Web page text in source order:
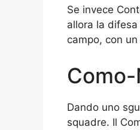
Se invece
allora la
campo, con
Dando uno
squadre. Il